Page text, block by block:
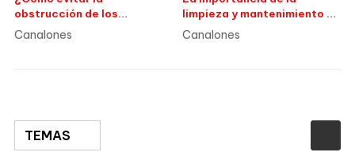
TEMAS
obstrucción de los
canalones?
Canalones
limpieza y mantenimiento de
canalones en la prevención
Canalones